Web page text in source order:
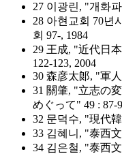
27 이광린, "개화
28 아현교회 70년
회 97-, 1984
29 王成, "近代日
122-123, 2004
30 森彦太郞, "軍
31 關肇, "立志の
めぐって" 49 : 87-
32 문덕수, "現代
33 김혜니, "泰西
34 김은철, "泰西